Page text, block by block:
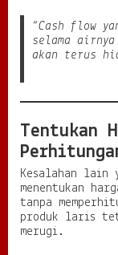
“Cash flow
selama
akan terus
Tentukan
Kesalahan lain
menentukan
tanpa
produk laris
merugi.